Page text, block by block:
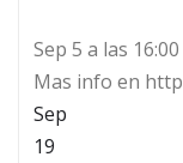
Sep 5 a las
Mas info en
Sep
19